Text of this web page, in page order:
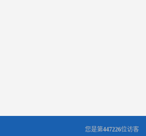
您是第447226位访客